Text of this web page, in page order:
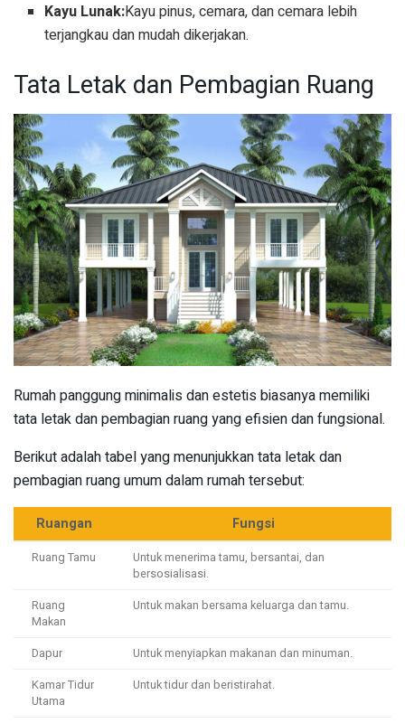
Kayu Lunak:Kayu pinus, cemara, dan cemara lebih
terjangkau dan mudah dikerjakan.
Tata Letak dan Pembagian Ruang
Rumah panggung minimalis dan estetis biasanya memiliki
tata letak dan pembagian ruang yang efisien dan fungsional.
Berikut adalah tabel yang menunjukkan tata letak dan
pembagian ruang umum dalam rumah tersebut:
Ruangan Fungsi
Ruang Tamu
Untuk menerima tamu, bersantai, dan
bersosialisasi.
Ruang
Makan
Untuk makan bersama keluarga dan tamu.
Dapur
Untuk menyiapkan makanan dan minuman.
Kamar Tidur
Utama
Untuk tidur dan beristirahat.